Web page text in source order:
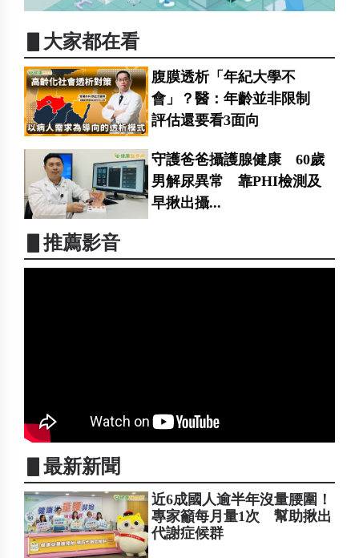
▋大家都在看
腹膜透析「年紀大學不
會」？醫：年齡並非限制
評估還要看3面向
守護爸爸攝護腺健康 60歲
男解尿異常 靠PHI檢測及
早揪出攝...
▋推薦影音
▋最新新聞
近6成國人逾半年沒量腰圍！
專家籲每月量1次 幫助揪出
代謝症候群